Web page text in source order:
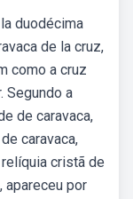
duodécima
de la cruz,
como a cruz
Segundo a
de caravaca,
caravaca,
cristã de
apareceu por